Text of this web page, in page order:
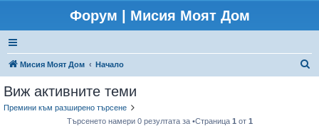
Форум | Мисия Моят Дом
Мисия Моят Дом Начало
Виж активните теми
Премини към разширено търсене
Търсенето намери 0 резултата за •Страница 1 от 1